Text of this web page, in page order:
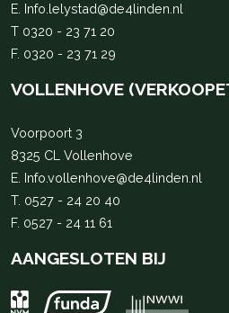
E. Info.lelystad@de4linden.nl
T 0320 - 23 71 20
F. 0320 - 23 71 29
VOLLENHOVE
Voorpoort 3
8325 CL Vollenhove
E. Info.vollenhove@de4linden.nl
T. 0527 - 24 20 40
F. 0527 - 24 11 61
AANGESLOTEN BIJ